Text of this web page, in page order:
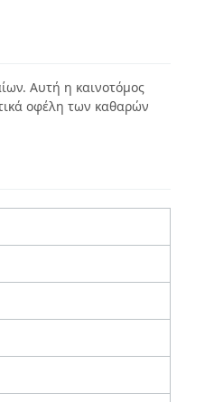
Αυτή η καινοτόμος
οφέλη των καθαρών